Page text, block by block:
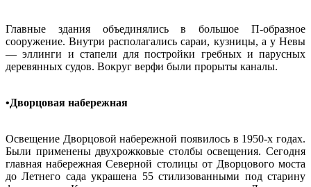
Главные здания объединялись в большое П-образное
сооружение. Внутри располагались сараи, кузницы, а у Невы
— эллинги и стапели для постройки гребных и парусных
деревянных судов. Вокруг верфи были прорыты каналы.
•Дворцовая набережная
Освещение Дворцовой набережной появилось в 1950-х годах.
Были применены двухрожковые столбы освещения. Сегодня
главная набережная Северной столицы от Дворцового моста
до Летнего сада украшена 55 стилизованными под старину